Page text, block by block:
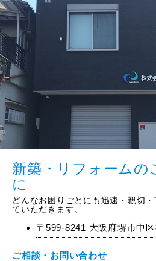
新築・リフォームの
に
どんなお困りごとにも迅速・親切
ていただきます。
〒599-8241 大阪府堺市中
ご相談・お問い合わせ